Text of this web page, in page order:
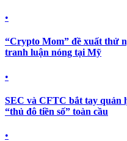
•
“Crypto Mom” đề xuất thử
tranh luận nóng tại Mỹ
•
SEC và CFTC bắt tay quản
“thủ đô tiền số” toàn cầu
•